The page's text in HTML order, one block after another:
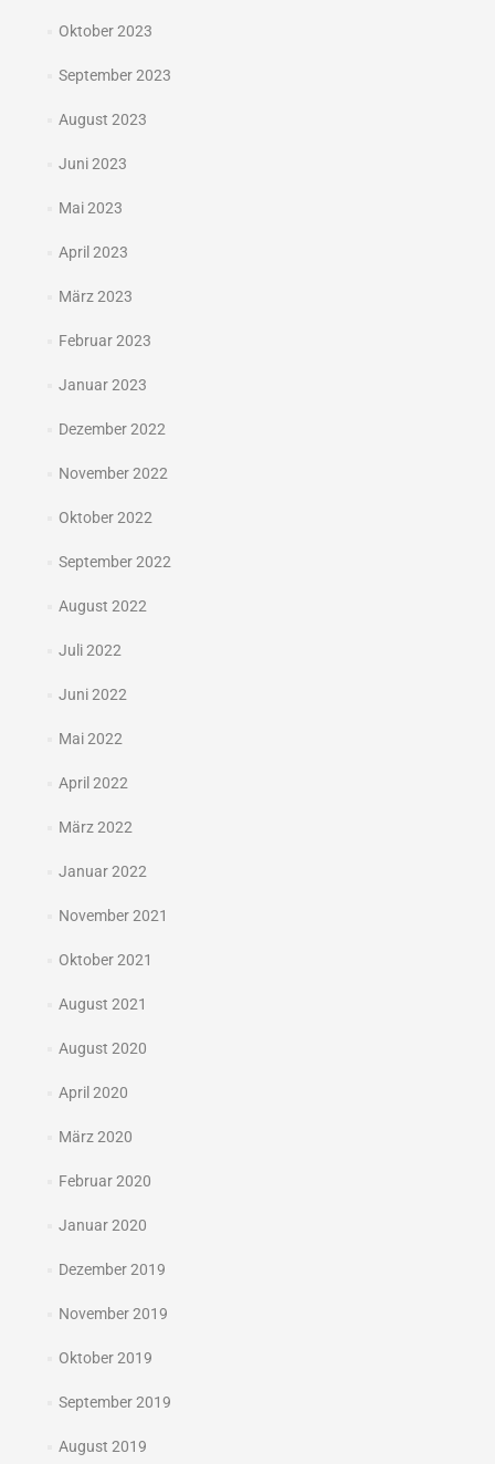
Oktober 2023
September 2023
August 2023
Juni 2023
Mai 2023
April 2023
März 2023
Februar 2023
Januar 2023
Dezember 2022
November 2022
Oktober 2022
September 2022
August 2022
Juli 2022
Juni 2022
Mai 2022
April 2022
März 2022
Januar 2022
November 2021
Oktober 2021
August 2021
August 2020
April 2020
März 2020
Februar 2020
Januar 2020
Dezember 2019
November 2019
Oktober 2019
September 2019
August 2019